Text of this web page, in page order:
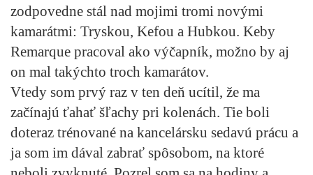
zodpovedne stál nad mojimi tromi novými
kamarátmi: Tryskou, Kefou a Hubkou. Keby
Remarque pracoval ako výčapník, možno by aj
on mal takýchto troch kamarátov.
Vtedy som prvý raz v ten deň ucítil, že ma
začínajú ťahať šľachy pri kolenách. Tie boli
doteraz trénované na kancelársku sedavú prácu a
ja som im dával zabrať spôsobom, na ktoré